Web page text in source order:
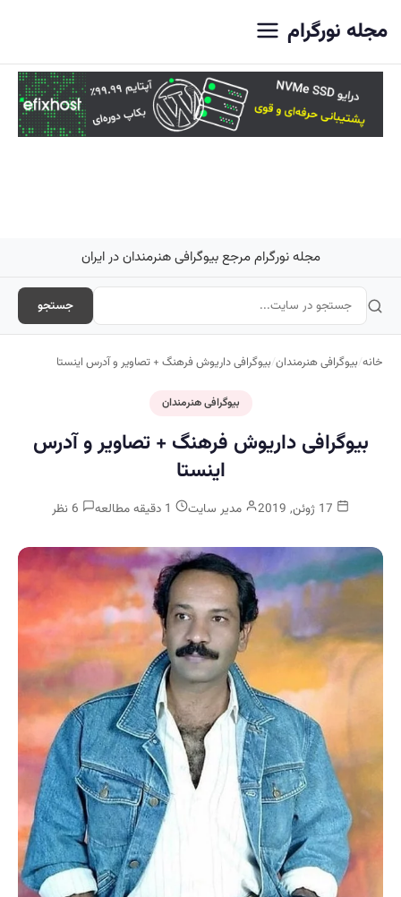
مجله نورگرام
مجله نورگرام مرجع بیوگرافی هنرمندان در ایران
جستجو
خانه/بیوگرافی هنرمندان/بیوگرافی داریوش فرهنگ + تصاویر و آدرس اینستا
بیوگرافی هنرمندان
بیوگرافی داریوش فرهنگ + تصاویر و آدرس
اینستا
مدیر سایت